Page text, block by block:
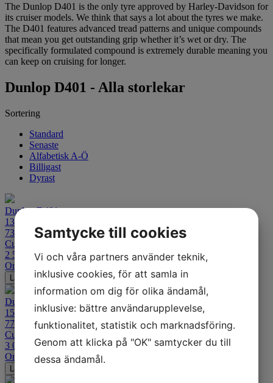
The Dunlop D401 is the only tyre approved by Harley-Davidson for
its cruiser models. We think that says a lot about the tyres we make.
The D401 features advanced tread patterns and unique compounds
that mean you get outstanding grip whether it’s wet or dry. The
specifically formulated compound is extremely durable meaning you
can keep on cruising for longer.
Dunlop D401 - Alla storlekar
Sortering
Standard
Senaste
Alfabetisk A-Ö
Billigast
Dyrast
Dunlop D401
130/90B16
73H TL Bak
Custom
2 509
kr
Ord. pris:
-27%
Lägg i varukorgen
Dunlop D401 T
150/80B16
77H TL Bak
Custom
3 019
kr
Ord. pris:4 166kr -28%
Lägg i varukorgen
Samtycke till cookies
Vi och våra partners använder teknik,
inklusive cookies, för att samla in
information om dig för olika ändamål,
inklusive: bättre användarupplevelse,
funktionalitet, statistik och marknadsföring.
Genom att klicka på "OK" samtycker du till
dessa ändamål.